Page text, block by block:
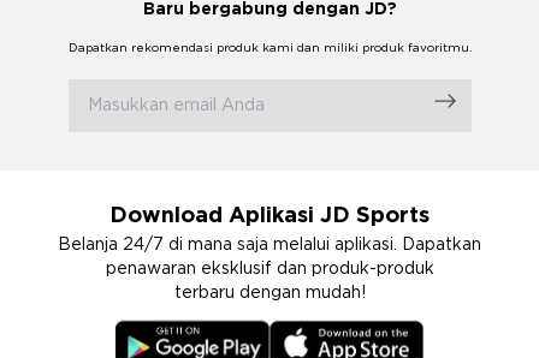
Baru bergabung dengan JD?
Dapatkan rekomendasi produk kami dan miliki produk favoritmu.
Download Aplikasi JD Sports
Belanja 24/7 di mana saja melalui aplikasi. Dapatkan
penawaran eksklusif dan produk-produk
terbaru dengan mudah!